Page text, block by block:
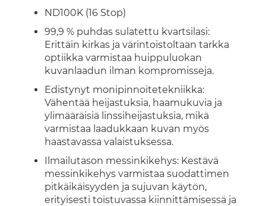
ND100K (16 Stop)
99,9 % puhdas sulatettu kvartsilasi:
Erittäin kirkas ja värintoistoltaan tarkka
optiikka varmistaa huippuluokan
kuvanlaadun ilman kompromisseja.
Edistynyt monipinnoitetekniikka:
Vähentää heijastuksia, haamukuvia ja
ylimääräisiä linssiheijastuksia, mikä
varmistaa laadukkaan kuvan myös
haastavassa valaistuksessa.
Ilmailutason messinkikehys: Kestävä
messinkikehys varmistaa suodattimen
pitkäikäisyyden ja sujuvan käytön,
erityisesti toistuvassa kiinnittämisessä ja